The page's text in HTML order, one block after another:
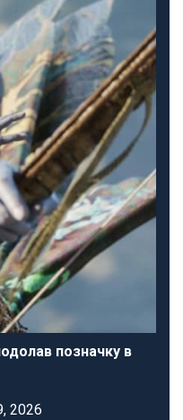
позначку в
2026